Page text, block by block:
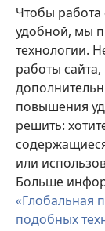
Чтобы
удобной, мы
технологии.
работы
повышения
решить:
или
Больше
«Глобальная
подобных
в
новом
окне)
ОНЛАЙН-
(открывается
новом
окне)
JW Hub®
(открывается
в
новом
окне)
JW Library ®
Watchtower
Copyright© 2026